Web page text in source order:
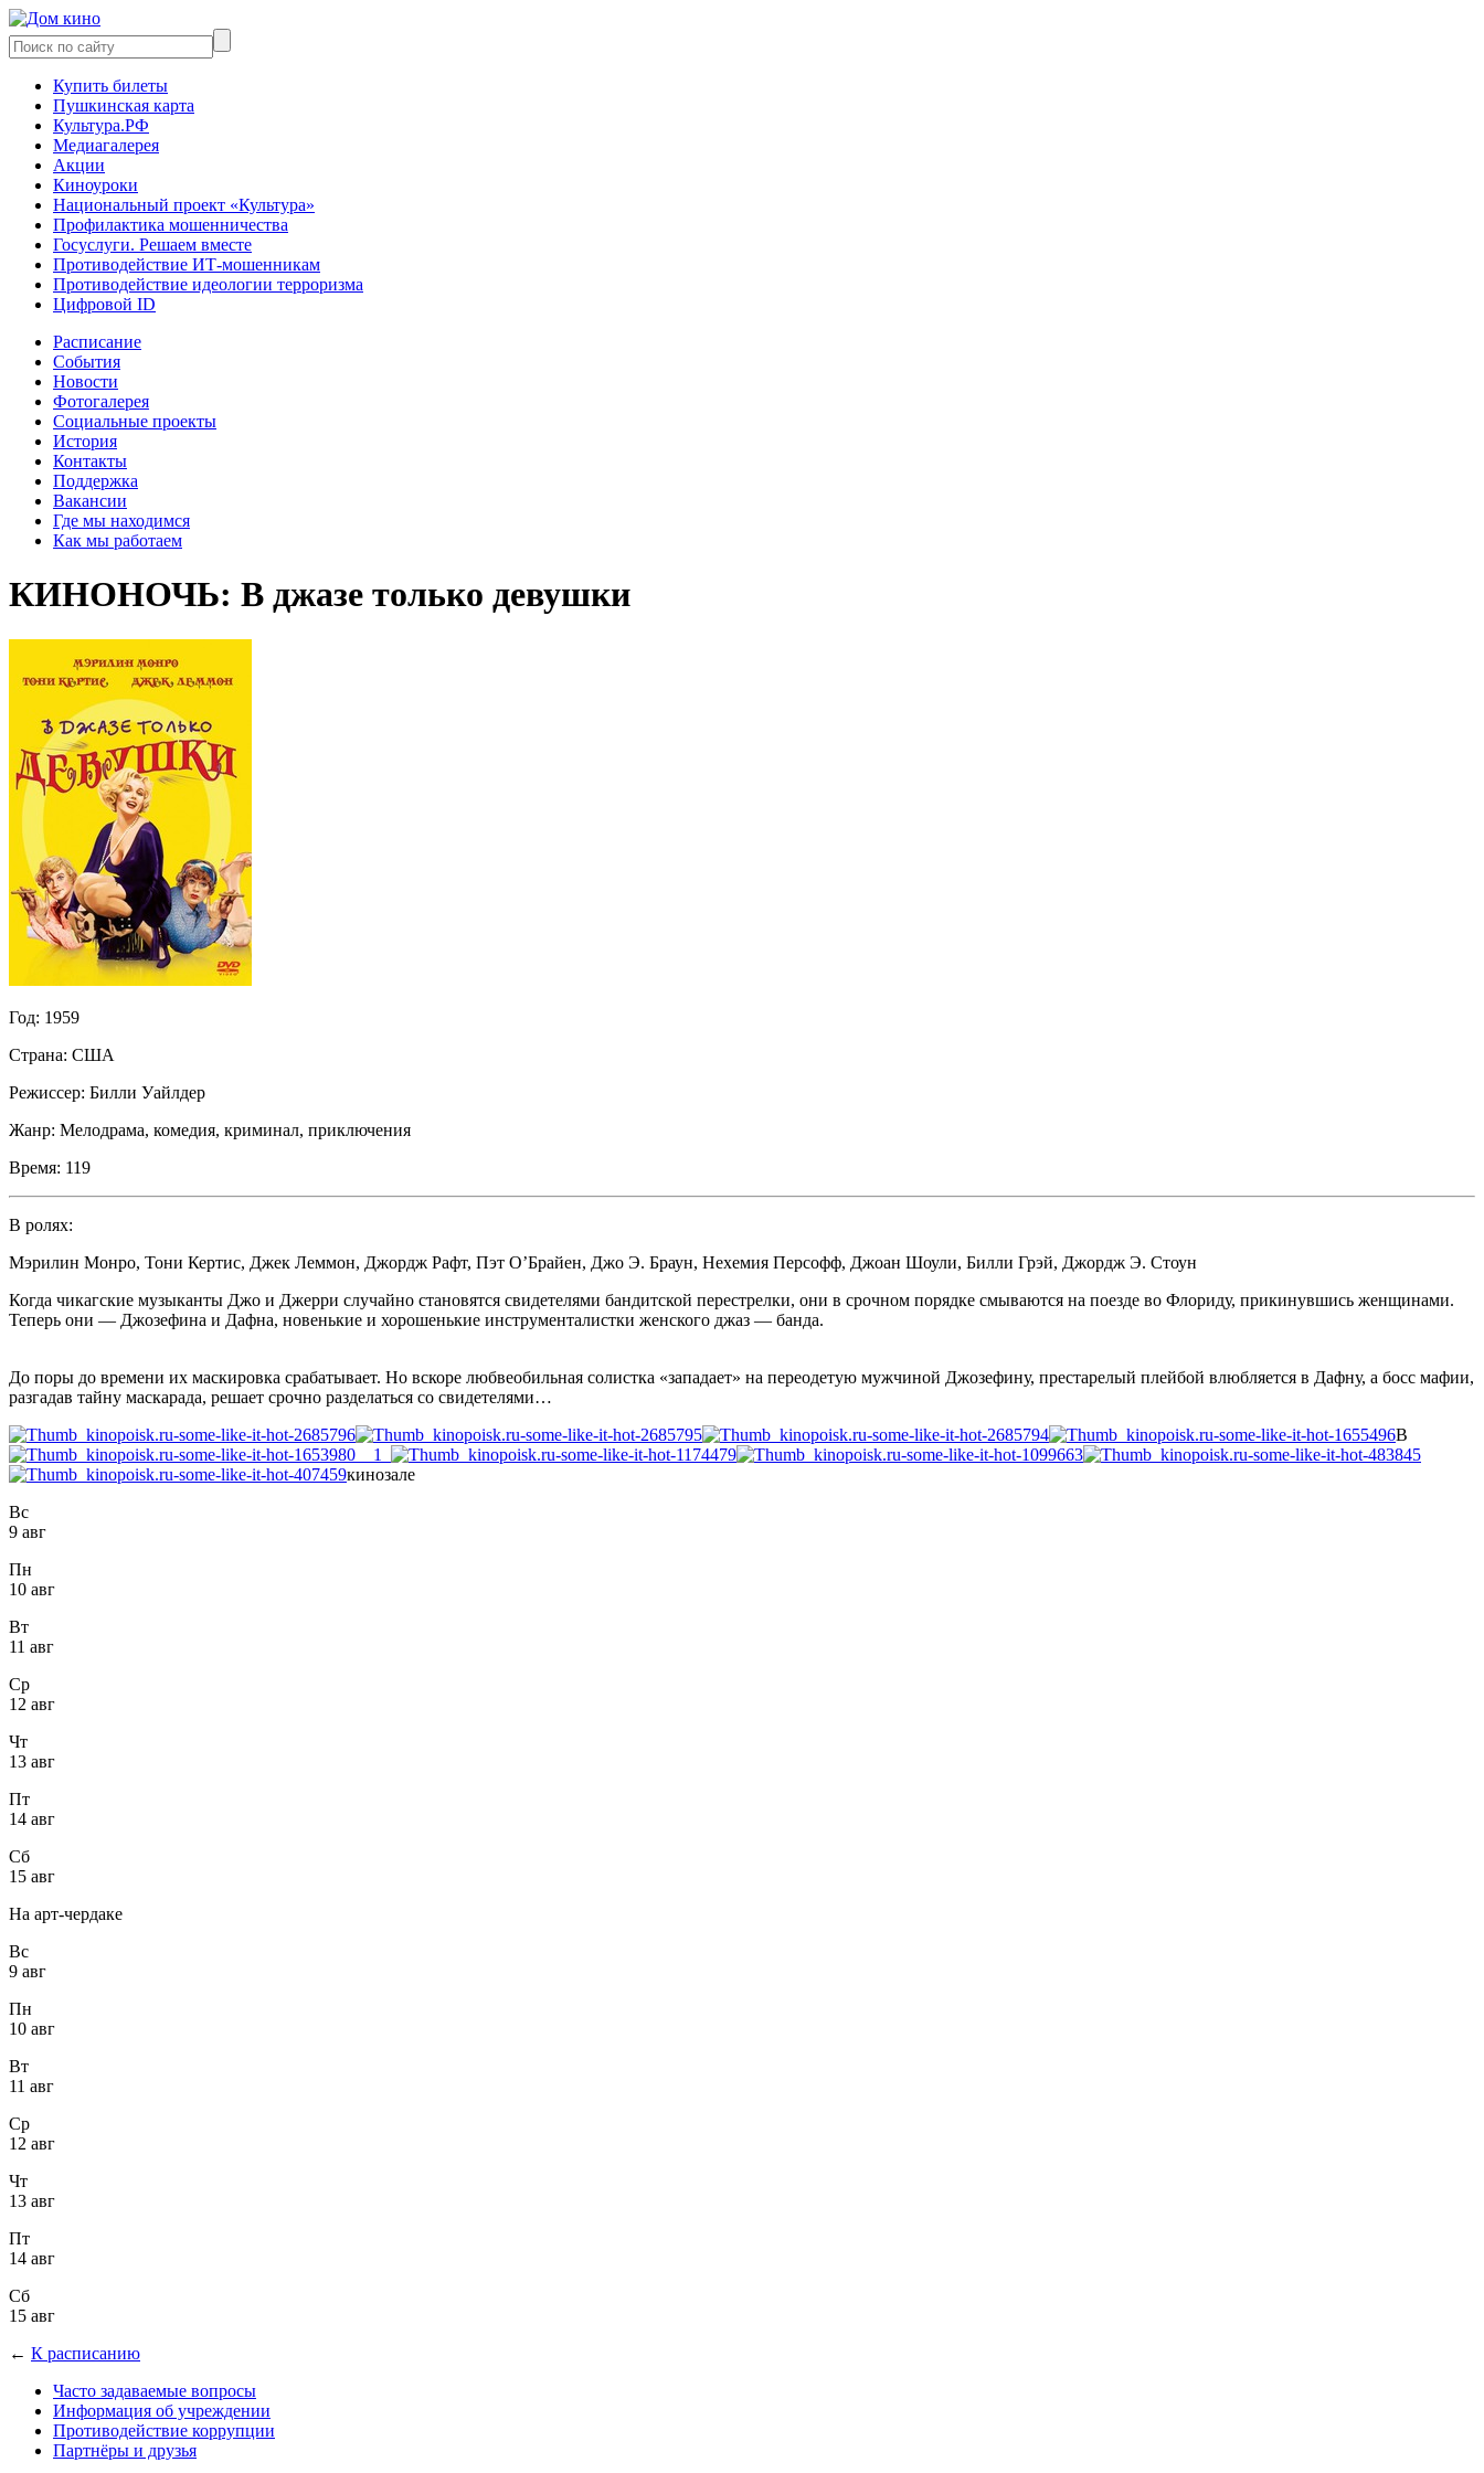
Купить билеты
Пушкинская карта
Культура.РФ
Медиагалерея
Акции
Киноуроки
Национальный проект «Культура»
Профилактика мошенничества
Госуслуги. Решаем вместе
Противодействие ИТ-мошенникам
Противодействие идеологии терроризма
Цифровой ID
Расписание
События
Новости
Фотогалерея
Социальные проекты
История
Контакты
Поддержка
Вакансии
Где мы находимся
Как мы работаем
КИНОНОЧЬ: В джазе только девушки
Год: 1959
Страна: США
Режиссер: Билли Уайлдер
Жанр: Мелодрама, комедия, криминал, приключения
Время: 119
В ролях:
Мэрилин Монро, Тони Кертис, Джек Леммон, Джордж Рафт, Пэт О’Брайен, Джо Э. Браун, Нехемия Персофф, Джоан Шоули, Билли Грэй, Джордж Э. Стоун
Когда чикагские музыканты Джо и Джерри случайно становятся свидетелями бандитской перестрелки, они в срочном порядке смываются на поезде во Флориду, прикинувшись женщинами.
Теперь они — Джозефина и Дафна, новенькие и хорошенькие инструменталистки женского джаз — банда.
До поры до времени их маскировка срабатывает. Но вскоре любвеобильная солистка «западает» на переодетую мужчиной Джозефину, престарелый плейбой влюбляется в Дафну, а босс мафии,
разгадав тайну маскарада, решает срочно разделаться со свидетелями…
В
кинозале
Вс
9 авг
Пн
10 авг
Вт
11 авг
Ср
12 авг
Чт
13 авг
Пт
14 авг
Сб
15 авг
На арт-чердаке
Вс
9 авг
Пн
10 авг
Вт
11 авг
Ср
12 авг
Чт
13 авг
Пт
14 авг
Сб
15 авг
← К расписанию
Часто задаваемые вопросы
Информация об учреждении
Противодействие коррупции
Партнёры и друзья